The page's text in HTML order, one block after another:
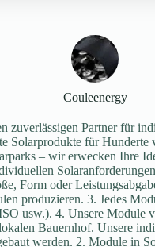
Couleenergy
zuverlässigen Partner für
Solarprodukte für
– wir erwecken Ihre
Form oder
produzieren. 3. Jedes
usw.). 4. Unsere Module
Bauernhof. Unsere
werden. 2. Module in